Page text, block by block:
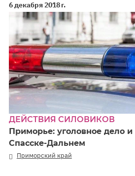
6 декабря 2018 г.
ДЕЙСТВИЯ СИЛОВИКОВ
Приморье: уголовное дело
Спасске-Дальнем
Приморский край